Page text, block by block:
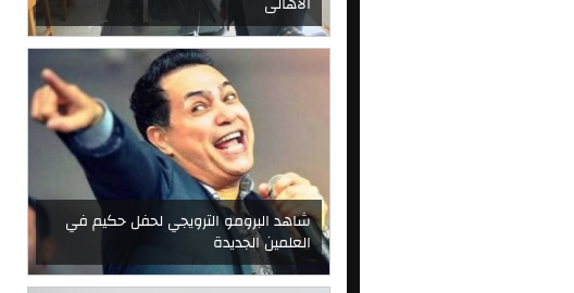
شاهد البرومو الترويجي لحفل حكيم في
العلمين الجديدة